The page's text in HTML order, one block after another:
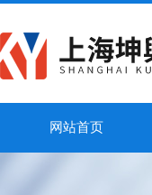
网站首页